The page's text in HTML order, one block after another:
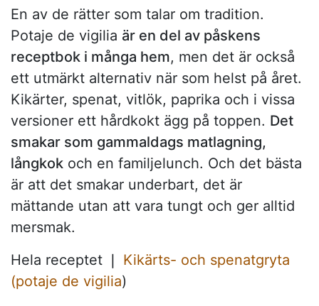
En av de rätter som talar om tradition.
Potaje de vigilia är en del av påskens
receptbok i många hem, men det är också
ett utmärkt alternativ när som helst på året.
Kikärter, spenat, vitlök, paprika och i vissa
versioner ett hårdkokt ägg på toppen. Det
smakar som gammaldags matlagning,
långkok och en familjelunch. Och det bästa
är att det smakar underbart, det är
mättande utan att vara tungt och ger alltid
mersmak.
Hela receptet ❘ Kikärts- och spenatgryta
(potaje de vigilia)